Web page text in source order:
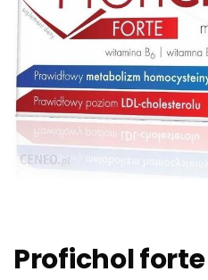
Profichol